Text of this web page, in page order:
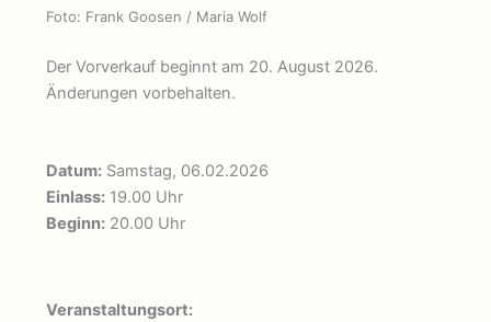
Foto: Frank Goosen / Maria Wolf
Der Vorverkauf beginnt am 20. August 2026.
Änderungen vorbehalten.
Datum: Samstag, 06.02.2026
Einlass: 19.00 Uhr
Beginn: 20.00 Uhr
Veranstaltungsort: